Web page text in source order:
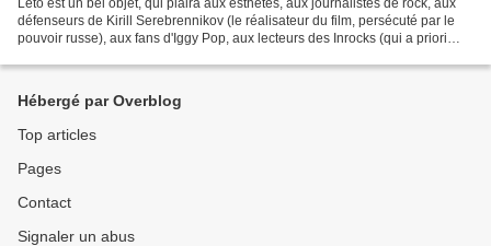
défenseurs de Kirill Serebrennikov (le réalisateur du film, persécuté par le
pouvoir russe), aux fans d'Iggy Pop, aux lecteurs des Inrocks (qui a priori
Hébergé par Overblog
Top articles
Pages
Contact
Signaler un abus